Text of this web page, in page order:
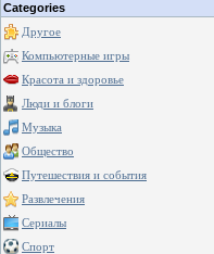
Categories
Другое
Компьютерные игры
Красота и здоровье
Люди и блоги
Музыка
Общество
Путешествия и события
Развлечения
Сериалы
Спорт